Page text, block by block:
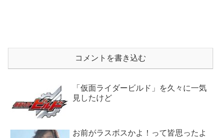
コメントを書き込む
「仮面ライダービルド」を久々に一気
見したけど
お前がラスボスかよ！って皆思ったよ